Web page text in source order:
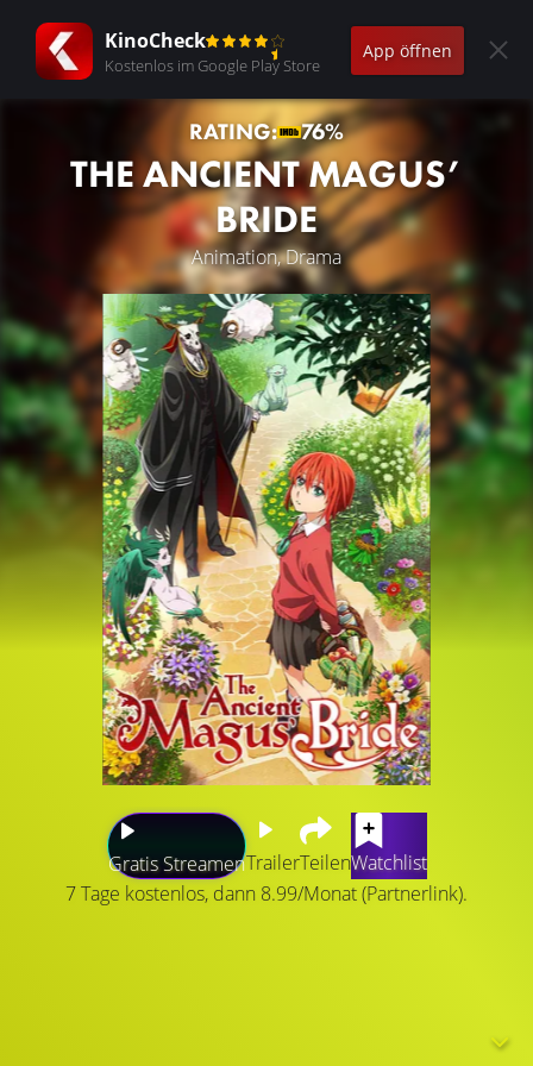
KinoCheck
Kostenlos im Google Play Store
App öffnen
RATING: 76%
THE ANCIENT MAGUS’
BRIDE
Animation, Drama
Gratis StreamenTrailerTeilenWatchlist
7 Tage kostenlos, dann 8.99/Monat (Partnerlink).
Wärme einer Familie musste sie selbst alle möglichen